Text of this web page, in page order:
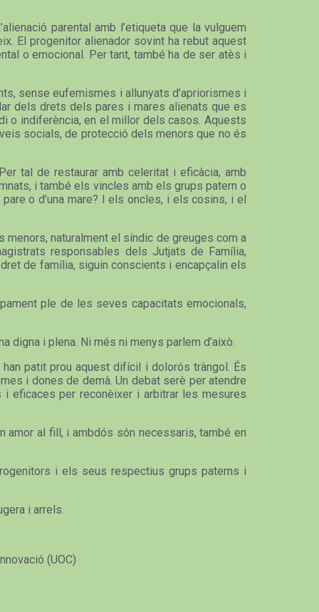
parental amb l’etiqueta que la vulguem
El progenitor alienador sovint ha rebut aquest
o emocional. Per tant, també ha de ser atès i
sense eufemismes i allunyats d’apriorismes i
dels drets dels pares i mares alienats que es
o indiferència, en el millor dels casos. Aquests
socials, de protecció dels menors que no és
tal de restaurar amb celeritat i eficàcia, amb
i també els vincles amb els grups patern o
o d’una mare? I els oncles, i els cosins, i el
naturalment el síndic de greuges com a
responsables dels Jutjats de Família,
de família, siguin conscients i encapçalin els
ple de les seves capacitats emocionals,
i plena. Ni més ni menys parlem d’això.
patit prou aquest difícil i dolorós tràngol. És
i dones de demà. Un debat serè per atendre
eficaces per reconèixer i arbitrar les mesures
amor al fill, i ambdós són necessaris, també en
i els seus respectius grups paterns i
i arrels.
(UOC)